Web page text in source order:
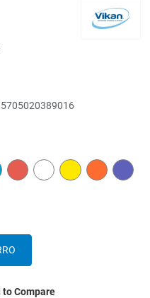
5705020389016
RED WHITE YELLOW ORANGE
to Compare